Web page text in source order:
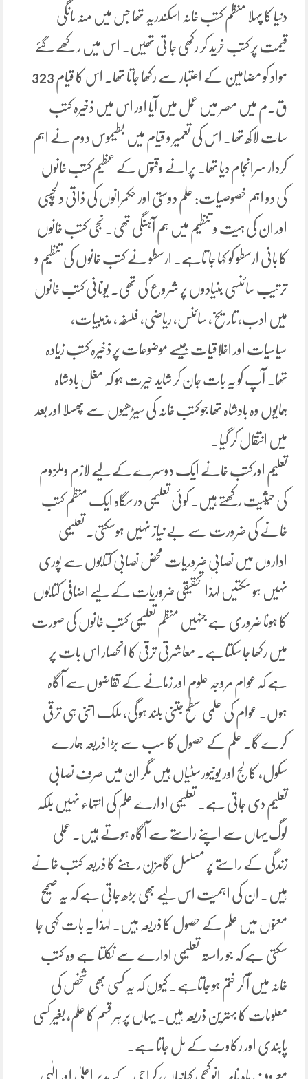
دنیا کا پہلا منظم کتب خانہ اسکندریہ تھا جس میں منہ مانگی
قیمت پر کتب خرید کر رکھی جا تی تھیں۔ اس میں رکھے گئے
مواد کو مضامین کے اعتبار سے رکھا جاتا تھا۔ اس کا قیام 323
ق۔م میں مصر میں عمل میں آیا اور اس میں ذخیرہ کتب
سات لاکھ تھا۔ اس کی تعمیر و قیام میں بطیموس دوم نے اہم
کردار سرانجام دیا تھا۔ پرانے وقتوں کے عظیم کتب خانوں
کی دو اہم خصوصیات: علم دوستی اور حکمرانوں کی ذاتی دلچسپی
اور ان کی ہیت و تنظیم میں ہم آہنگی تھی۔ نجی کتب خانوں
کا بانی ارسطو کو کہا جا تاہے۔ ارسطو نے کتب خانوں کی تنظیم و
ترتیب سائنسی بنیادوں پر شروع کی تھی۔ یونانی کتب خانوں
میں ادب، تاریخ، سائنس، ریاضی، فلسفہ، مذہبیات،
سیاسیات اور اخلاقیات جیسے موضوعات پر ذخیرہ کتب زیادہ
تھا۔ آپ کو یہ بات جان کر شاید حیرت ہو کہ مغل بادشاہ
ہمایوں وہ بادشاہ تھا جو کتب خانہ کی سیڑھیوں سے پھسلا اور بعد
میں انتقال کر گیا۔
تعلیم اورکتب خانے ایک دوسرے کے لیے لازم وملزوم
کی حیثیت رکھتے ہیں. کوئی تعلیمی درسگاہ ایک منظم کتب
خانے کی ضرورت سے بے نیاز نہیں ہوسکتی۔ تعلیمی
اداروں میں نصابی ضروریات محض نصابی کتابوں سے پوری
نہیں ہو سکتیں لہٰذا تحقیقی ضروریات کے لیے اضافی کتابوں
کا ہونا ضروری ہے جنہیں منظم تعلیمی کتب خانوں کی صورت
میں رکھا جا سکتاہے۔ معاشرتی ترقی کا انحصار اس بات پر
ہے کہ عوام مروجہ علوم اور زمانے کے تقاضوں سے آگاہ
ہوں۔ عوام کی علمی سطح جتنی بلند ہوگی، ملک اتنی ہی ترقی
کرے گا۔ علم کے حصول کا سب سے بڑا ذریعہ ہمارے
سکول، کالج اور یونیورسٹیاں ہیں مگر ان میں صرف نصابی
تعلیم دی جاتی ہے۔ تعلیمی ادارے علم کی انتہاء نہیں بلکہ
لوگ یہاں سے اپنے راستے سے آگاہ ہوتے ہیں۔ عملی
زندگی کے راستے پر مسلسل گامزن رہنے کا ذریعہ کتب خانے
ہیں۔ ان کی اہمیت اس لیے بھی بڑھ جاتی ہے کہ یہ صحیح
معنوں میں علم کے حصول کا ذریعہ ہیں۔ لہٰذا یہ بات کہی جا
سکتی ہے کہ جو راستہ تعلیمی ادارے سے نکلتا ہے وہ کتب
خانہ میں آ کر ختم ہو جاتاہے۔ کیوں کہ یہ کسی بھی شخص کی
معلومات کا بہترین ذریعہ ہیں۔ یہاں پر ہر قسم کا علم، بغیر کسی
پابندی اور رکاوٹ کے مل جاتا ہے۔
معروف ماہ نامہ انوکھی کہانیاں، کراچی کے مدیر اعلیٰ اور الٰہی